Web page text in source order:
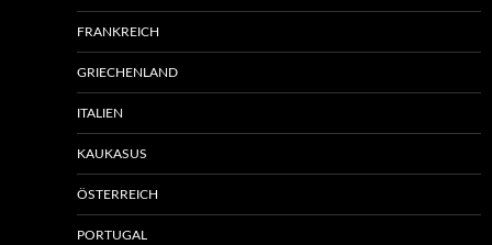
FRANKREICH
GRIECHENLAND
ITALIEN
KAUKASUS
ÖSTERREICH
PORTUGAL